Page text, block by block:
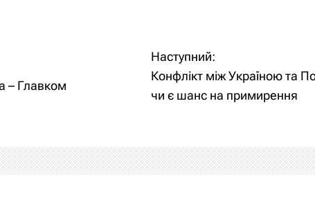
– Главком
Наступний:
Конфлікт між Україною та
чи є шанс на примирення